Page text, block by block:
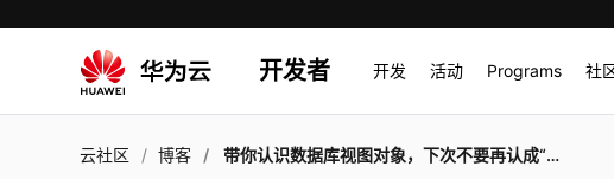
开发者 开发 活动 Programs 社
云社区 博客 带你认识数据库视图对象，下次不要再认成“表”了